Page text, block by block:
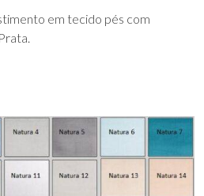
em tecido pés com